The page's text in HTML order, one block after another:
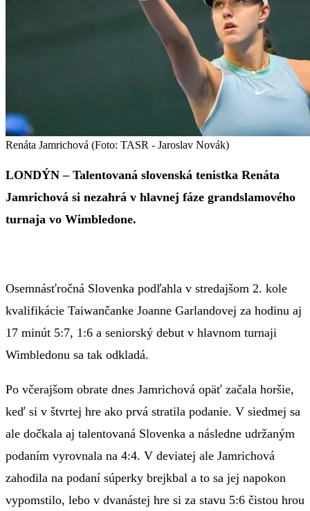
Renáta Jamrichová (Foto: TASR - Jaroslav Novák)
LONDÝN – Talentovaná slovenská tenistka Renáta
Jamrichová si nezahrá v hlavnej fáze grandslamového
turnaja vo Wimbledone.
Osemnásťročná Slovenka podľahla v stredajšom 2. kole
kvalifikácie Taiwančanke Joanne Garlandovej za hodinu aj
17 minút 5:7, 1:6 a seniorský debut v hlavnom turnaji
Wimbledonu sa tak odkladá.
Po včerajšom obrate dnes Jamrichová opäť začala horšie,
keď si v štvrtej hre ako prvá stratila podanie. V siedmej sa
ale dočkala aj talentovaná Slovenka a následne udržaným
podaním vyrovnala na 4:4. V deviatej ale Jamrichová
zahodila na podaní súperky brejkbal a to sa jej napokon
vypomstilo, lebo v dvanástej hre si za stavu 5:6 čistou hrou